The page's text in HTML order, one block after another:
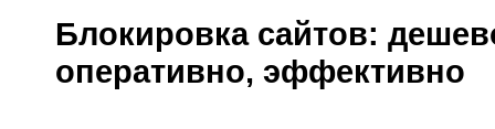
Блокировка сайтов:
оперативно, эффективно